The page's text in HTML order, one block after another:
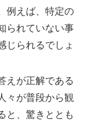
例えば、特定の
られていない事
じられるでしょ
えが正解である
々が普段から観
と、驚きととも